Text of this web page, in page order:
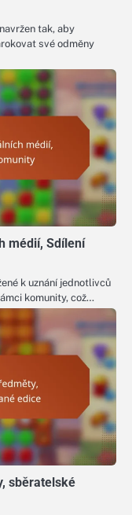
tak, aby
své odměny
médií, Sdílení
k uznání jednotlivců
komunity, což…
sběratelské